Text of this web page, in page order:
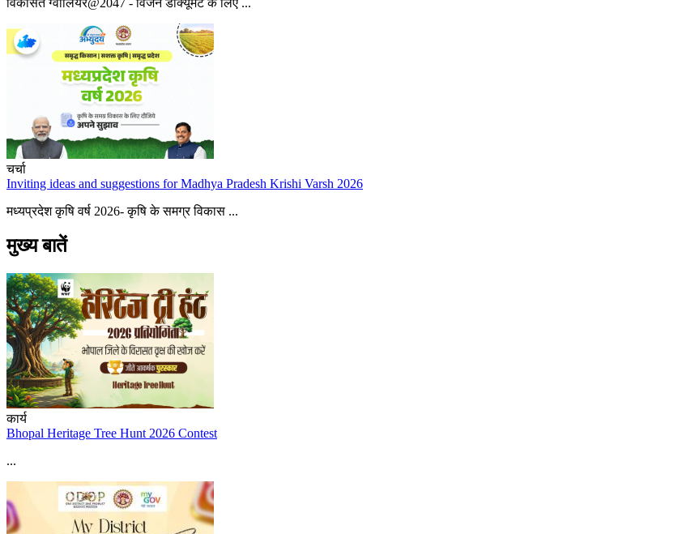
चर्चा
Inviting ideas and suggestions for Madhya Pradesh Krishi Varsh 2026
मध्यप्रदेश कृषि वर्ष 2026- कृषि के समग्र विकास ...
मुख्य बातें
कार्य
Bhopal Heritage Tree Hunt 2026 Contest
...